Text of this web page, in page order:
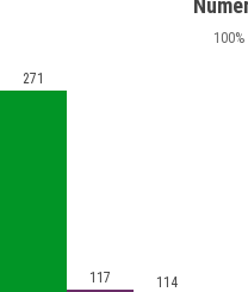
100%
271
117 114